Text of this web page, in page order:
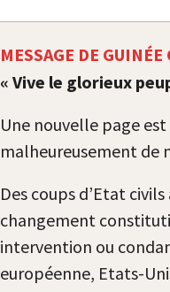
MESSAGE DE GUINÉE
« Vive le glorieux
Une nouvelle page
malheureusement de
Des coups d’Etat
changement
intervention ou
européenne, Etats-